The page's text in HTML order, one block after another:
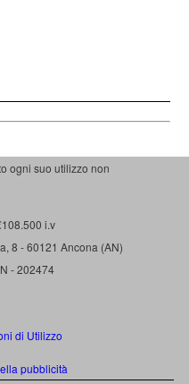
ogni suo utilizzo non
i.v
8 - 60121 Ancona (AN)
- 202474
di Utilizzo
pubblicità